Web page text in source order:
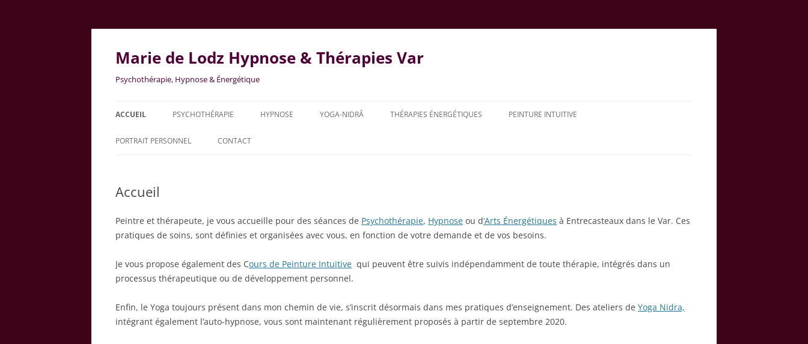
Aller
Marie de Lodz Hypnose & Thérapies Var
Psychothérapie, Hypnose & Énergétique
ACCUEIL PSYCHOTHÉRAPIE HYPNOSE YOGA-NIDRÂ THÉRAPIES ÉNERGÉTIQUES PEINTURE INTUITIVE
PORTRAIT PERSONNEL CONTACT
Accueil
Peintre et thérapeute, je vous accueille pour des séances de Psychothérapie, Hypnose ou d‘Arts Énergétiques à Entrecasteaux dans le Var. Ces
pratiques de soins, sont définies et organisées avec vous, en fonction de votre demande et de vos besoins.
Je vous propose également des Cours de Peinture Intuitive qui peuvent être suivis indépendamment de toute thérapie, intégrés dans un
processus thérapeutique ou de développement personnel.
Enfin, le Yoga toujours présent dans mon chemin de vie, s’inscrit désormais dans mes pratiques d’enseignement. Des ateliers de Yoga Nidra,
intégrant également l’auto-hypnose, vous sont maintenant régulièrement proposés à partir de septembre 2020.